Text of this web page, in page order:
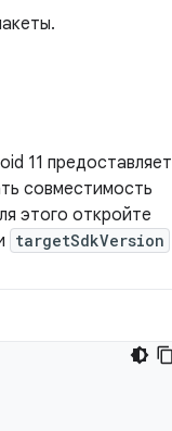
11 предоставляет
совместимость
этого откройте
targetSdkVersion